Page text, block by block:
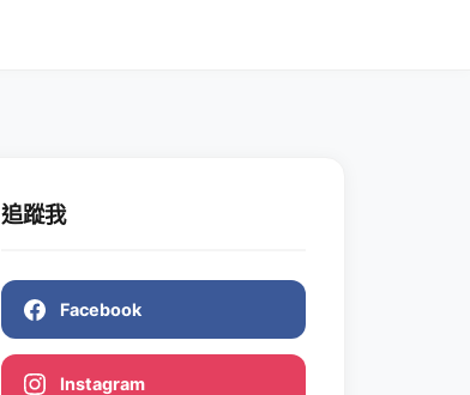
追蹤我
Facebook
Instagram